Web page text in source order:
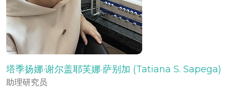
塔季扬娜·谢尔盖耶芙娜·萨别加 (Tatiana S. Sapega)
助理研究员